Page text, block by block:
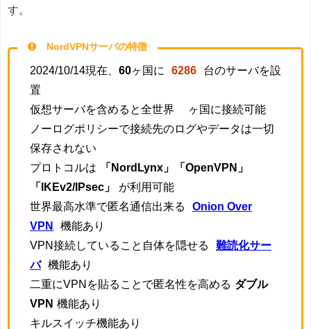
す。
NordVPNサーバの特徴
2024/10/14現在、 60ヶ国に 6286
台のサーバを設
置
仮想サーバを含めると全世界
ヶ国に接続可能
ノーログポリシーで接続先のログやデータは一切
保存されない
プロトコルは
「NordLynx」「OpenVPN」
「IKEv2/IPsec」
が利用可能
世界最高水準で匿名通信出来る
Onion Over
VPN
機能あり
VPN接続していること自体を隠せる
難読化サー
バ
機能あり
二重にVPNを貼ることで匿名性を高める ダブル
VPN 機能あり
キルスイッチ機能あり